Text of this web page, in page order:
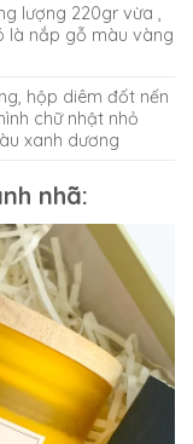
lượng 220gr vừa ,
là nắp gỗ màu vàng
hộp diêm đốt nến
chữ nhật nhỏ
xanh dương
nhã: